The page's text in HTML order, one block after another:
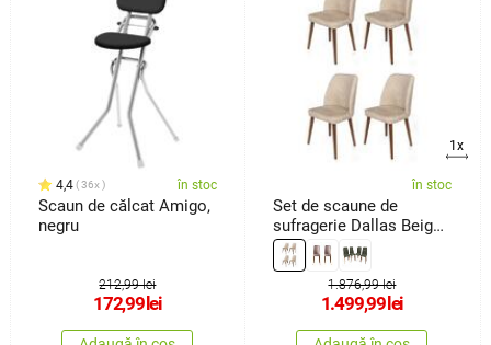
4,4 36x în stoc
Scaun de călcat Amigo,
negru
212,99 lei
172,99 lei
1x
în stoc
Set de scaune de
sufragerie Dallas Beige
and Brown, 4 buc.
1.876,99 lei
1.499,99 lei